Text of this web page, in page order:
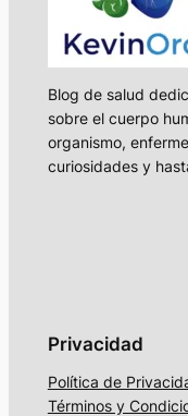
Blog de salud
sobre el cuerpo
organismo,
curiosidades y
Privacidad
Política de
Términos y